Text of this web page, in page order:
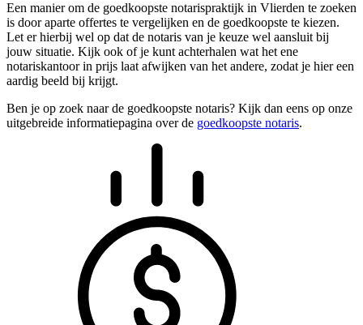
Een manier om de goedkoopste notarispraktijk in Vlierden te zoeken
is door aparte offertes te vergelijken en de goedkoopste te kiezen.
Let er hierbij wel op dat de notaris van je keuze wel aansluit bij
jouw situatie. Kijk ook of je kunt achterhalen wat het ene
notariskantoor in prijs laat afwijken van het andere, zodat je hier een
aardig beeld bij krijgt.
Ben je op zoek naar de goedkoopste notaris? Kijk dan eens op onze
uitgebreide informatiepagina over de goedkoopste notaris.